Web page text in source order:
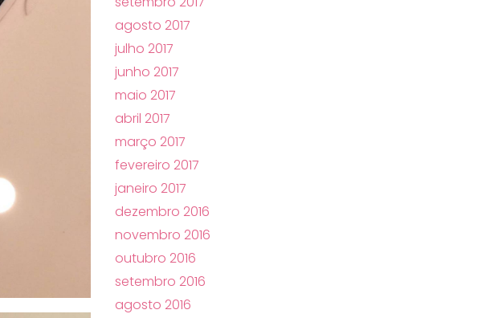
agosto 2017
julho 2017
junho 2017
maio 2017
abril 2017
março 2017
fevereiro 2017
janeiro 2017
dezembro 2016
novembro 2016
outubro 2016
setembro 2016
agosto 2016